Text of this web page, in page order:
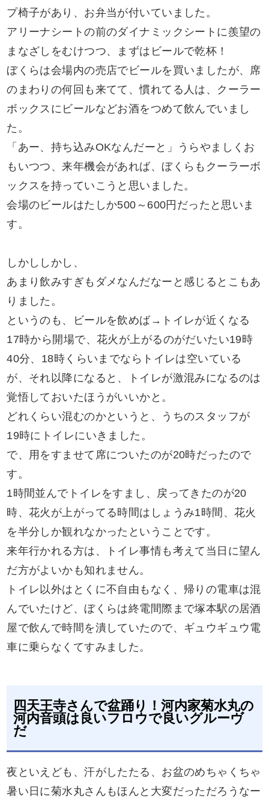
プ椅子があり、お弁当が付いていました。
アリーナシートの前のダイナミックシートに羨望の
まなざしをむけつつ、まずはビールで乾杯！
ぼくらは会場内の売店でビールを買いましたが、席
のまわりの何回も来てて、慣れてる人は、クーラー
ボックスにビールなどお酒をつめて飲んでいまし
た。
「あー、持ち込みOKなんだーと」うらやましくお
もいつつ、来年機会があれば、ぼくらもクーラーボ
ックスを持っていこうと思いました。
会場のビールはたしか500～600円だったと思いま
す。
しかししかし、
あまり飲みすぎもダメなんだなーと感じるとこもあ
りました。
というのも、ビールを飲めば→トイレが近くなる
17時から開場で、花火が上がるのがだいたい19時
40分、18時くらいまでならトイレは空いている
が、それ以降になると、トイレが激混みになるのは
覚悟しておいたほうがいいかと。
どれくらい混むのかというと、うちのスタッフが
19時にトイレにいきました。
で、用をすませて席についたのが20時だったので
す。
1時間並んでトイレをすまし、戻ってきたのが20
時、花火が上がってる時間はしょうみ1時間、花火
を半分しか観れなかったということです。
来年行かれる方は、トイレ事情も考えて当日に望ん
だ方がよいかも知れません。
トイレ以外はとくに不自由もなく、帰りの電車は混
んでいたけど、ぼくらは終電間際まで塚本駅の居酒
屋で飲んで時間を潰していたので、ギュウギュウ電
車に乗らなくてすみました。
四天王寺さんで盆踊り！河内家菊水丸の
河内音頭は良いフロウで良いグルーヴ
だ
夜といえども、汗がしたたる、お盆のめちゃくちゃ
暑い日に菊水丸さんもほんと大変だっただろうなー